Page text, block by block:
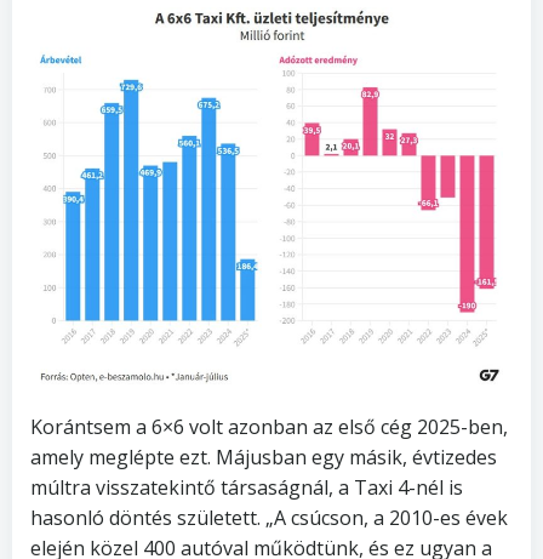
Korántsem a 6×6 volt azonban az első cég 2025-ben,
amely meglépte ezt. Májusban egy másik, évtizedes
múltra visszatekintő társaságnál, a Taxi 4-nél is
hasonló döntés született. „A csúcson, a 2010-es évek
elején közel 400 autóval működtünk, és ez ugyan a